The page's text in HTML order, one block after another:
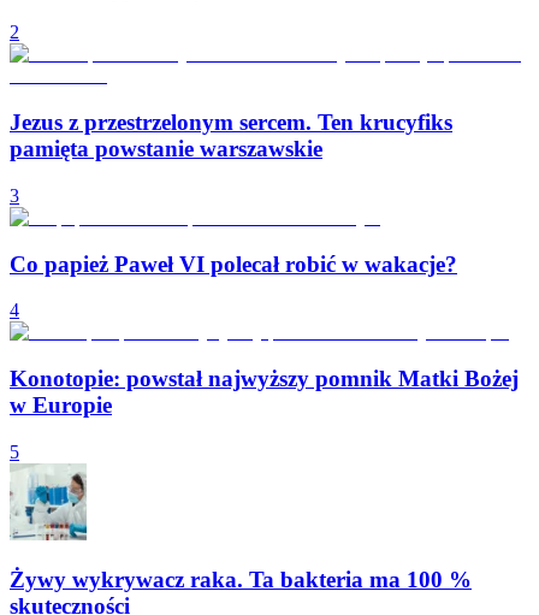
2
Jezus z przestrzelonym sercem. Ten krucyfiks
pamięta powstanie warszawskie
3
Co papież Paweł VI polecał robić w wakacje?
4
Konotopie: powstał najwyższy pomnik Matki Bożej
w Europie
5
Żywy wykrywacz raka. Ta bakteria ma 100 %
skuteczności